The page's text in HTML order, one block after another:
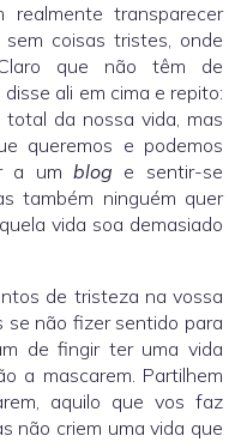
realmente transparecer
coisas tristes, onde
que não têm de
disse ali em cima e repito:
da nossa vida, mas
queremos e podemos
a um blog e sentir-se
também ninguém quer
vida soa demasiado
de tristeza na vossa
se não fizer sentido para
de fingir ter uma vida
a mascarem. Partilhem
aquilo que vos faz
não criem uma vida que